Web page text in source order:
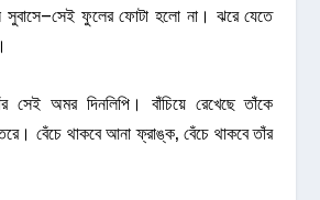
ফুলের ফোটা হলো না। ঝরে যেতে
অমর দিনলিপি। বাঁচিয়ে রেখেছে তাঁকে
বেঁচে থাকবে আনা ফ্রাঙ্ক, বেঁচে থাকবে তাঁর